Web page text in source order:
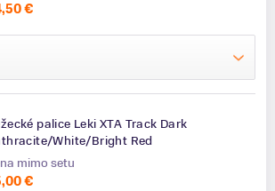
€
palice Leki XTA Track Dark
White/Bright Red
mimo setu
€